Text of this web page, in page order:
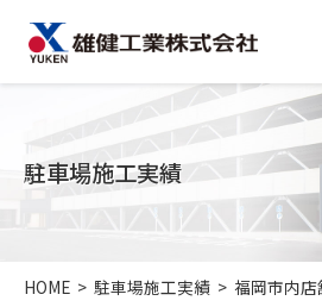
駐車場施工実績
HOME > 駐車場施工実績 > 福岡市内